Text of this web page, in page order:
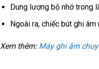
Dung lượng bộ nhớ trong
Ngoài ra, chiếc bút ghi
Xem thêm: Máy ghi âm